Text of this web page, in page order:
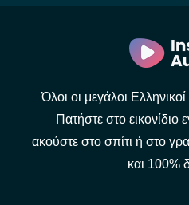
Όλοι οι μεγάλοι
Πατήστε στο εικονίδιο
ακούστε στο σπίτι ή στο
και 100%